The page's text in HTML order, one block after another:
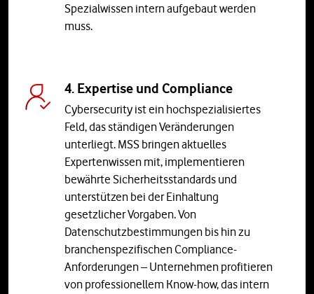
Spezialwissen intern aufgebaut werden
muss.
4. Expertise und Compliance
Cybersecurity ist ein hochspezialisiertes
Feld, das ständigen Veränderungen
unterliegt. MSS bringen aktuelles
Expertenwissen mit, implementieren
bewährte Sicherheitsstandards und
unterstützen bei der Einhaltung
gesetzlicher Vorgaben. Von
Datenschutzbestimmungen bis hin zu
branchenspezifischen Compliance-
Anforderungen – Unternehmen profitieren
von professionellem Know-how, das intern